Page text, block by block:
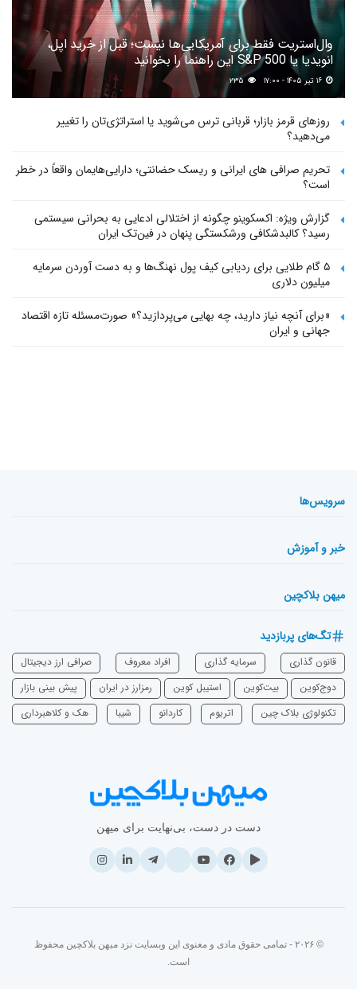
وال‌استریت فقط برای آمریکایی‌ها نیست؛ قبل از خرید اپل،
انویدیا یا S&P 500 این راهنما را بخوانید
۲۳۵
روزهای قرمز بازار؛ قربانی ترس می‌شوید یا استراتژی‌تان را تغییر
می‌دهید؟
تحریم صرافی های ایرانی و ریسک حضانتی؛ دارایی‌هایمان واقعاً در خطر
است؟
گزارش ویژه: اکسکوینو چگونه از اختلالی ادعایی به بحرانی سیستمی
رسید؟ کالبدشکافی ورشکستگی پنهان در فین‌تک ایران
۵ گام طلایی برای ردیابی کیف پول‌ نهنگ‌ها و به دست آوردن سرمایه
میلیون دلاری
«برای آنچه نیاز دارید، چه بهایی می‌پردازید؟» صورت‌مسئله تازه اقتصاد
جهانی و ایران
سرویس‌ها
خبر و آموزش
میهن بلاکچین
تگ‌های پربازدید
قانون گذاری سرمایه‌ گذاری افراد معروف
صرافی ارز دیجیتال
دوج‌کوین
بیت‌کوین استیبل کوین رمزارز در ایران
پیش بینی بازار
تکنولوژی بلاک چین
اتریوم ‌کاردانو شیبا هک و کلاهبرداری
دست در دست، بی‌نهایت برای میهن
© ۲۰۲۶ - تمامی حقوق مادی و معنوی این وبسایت نزد میهن بلاکچین محفوظ
است.